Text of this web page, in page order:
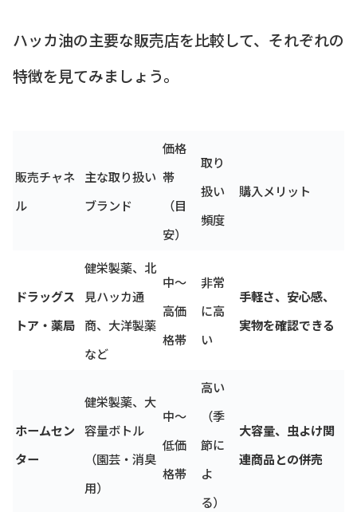
ハッカ油の主要な販売店を比較して、それぞれの
特徴を見てみましょう。
販売チャネ
ル
主な取り扱い
ブランド
価格
帯
（目
安）
取り
扱い
頻度
購入メリット
ドラッグス
トア・薬局
健栄製薬、北
見ハッカ通
商、大洋製薬
など
中〜
高価
格帯
非常
に高
い
手軽さ、安心感、
実物を確認できる
ホームセン
ター
健栄製薬、大
容量ボトル
（園芸・消臭
用）
中〜
低価
格帯
高い
（季
節に
よ
る）
大容量、虫よけ関
連商品との併売